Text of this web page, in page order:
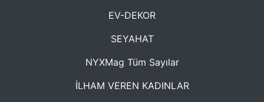
EV-DEKOR
SEYAHAT
NYXMag Tüm Sayılar
İLHAM VEREN KADINLAR